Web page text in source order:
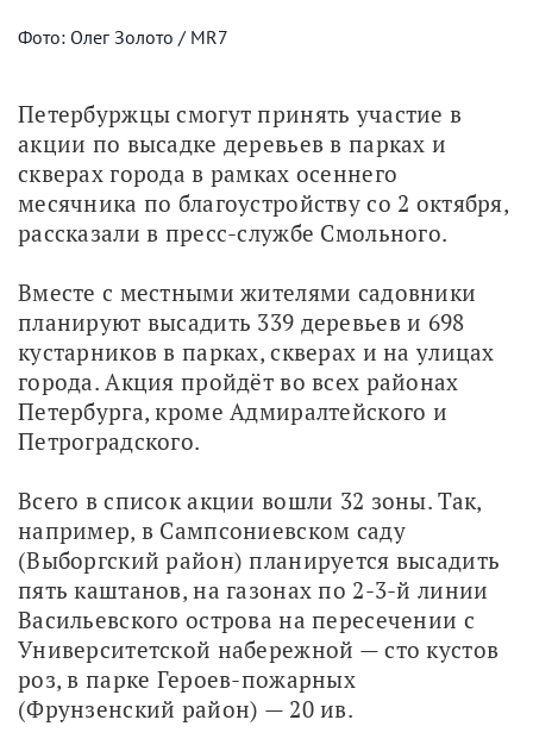
Фото: Олег Золото / MR7
Петербуржцы смогут принять участие в
акции по высадке деревьев в парках и
скверах города в рамках осеннего
месячника по благоустройству со 2 октября,
рассказали в пресс-службе Смольного.
Вместе с местными жителями садовники
планируют высадить 339 деревьев и 698
кустарников в парках, скверах и на улицах
города. Акция пройдёт во всех районах
Петербурга, кроме Адмиралтейского и
Петроградского.
Всего в список акции вошли 32 зоны. Так,
например, в Сампсониевском саду
(Выборгский район) планируется высадить
пять каштанов, на газонах по 2-3-й линии
Васильевского острова на пересечении с
Университетской набережной — сто кустов
роз, в парке Героев-пожарных
(Фрунзенский район) — 20 ив.